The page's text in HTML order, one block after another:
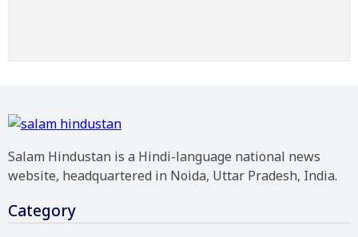
Salam Hindustan is a Hindi-language national news
website, headquartered in Noida, Uttar Pradesh, India.
Category